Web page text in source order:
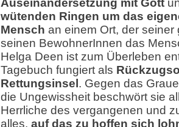
Auseinandersetzung mit Gott
wütenden Ringen um das
Mensch an einem Ort, der
seinen BewohnerInnen das
Helga Deen ist zum Überleben
Tagebuch fungiert als
Rettungsinsel . Gegen das
die Ungewissheit beschwört sie
Herrliche des vergangenen und
alles, auf das zu hoffen sich